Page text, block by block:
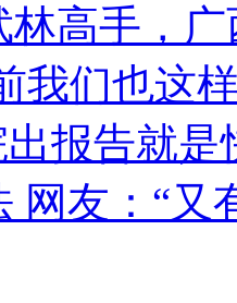
高手，
我们也这
出报告就
网友：“又